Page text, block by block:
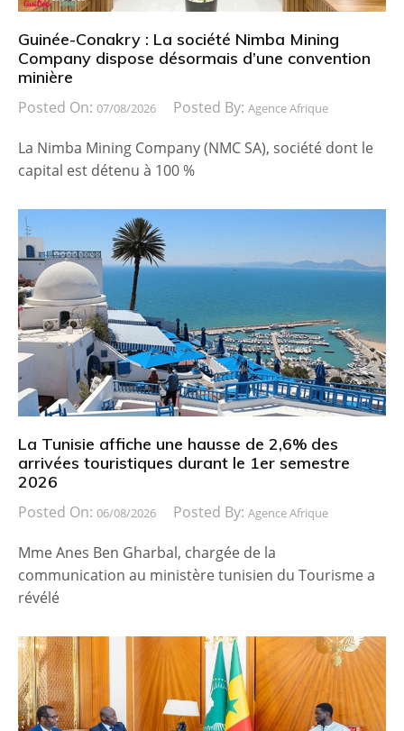
Guinée-Conakry : La société Nimba Mining
Company dispose désormais d’une convention
minière
Posted On: 07/08/2026 Posted By: Agence Afrique
La Nimba Mining Company (NMC SA), société dont le
capital est détenu à 100 %
La Tunisie affiche une hausse de 2,6% des
arrivées touristiques durant le 1er semestre
2026
Posted On: 06/08/2026 Posted By: Agence Afrique
Mme Anes Ben Gharbal, chargée de la
communication au ministère tunisien du Tourisme a
révélé